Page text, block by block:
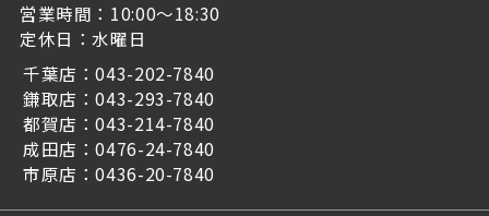
営業時間：10:00～18:30
定休日：水曜日
千葉店：043-202-7840
鎌取店：043-293-7840
都賀店：043-214-7840
成田店：0476-24-7840
市原店：0436-20-7840